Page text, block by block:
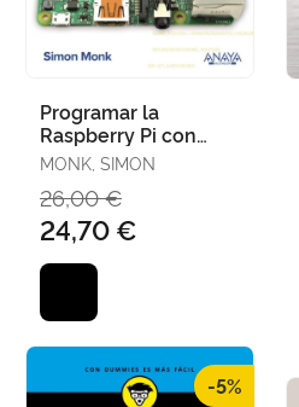
Programar la
Raspberry Pi con
Python
MONK, SIMON
26,00 €
24,70 €
-5%